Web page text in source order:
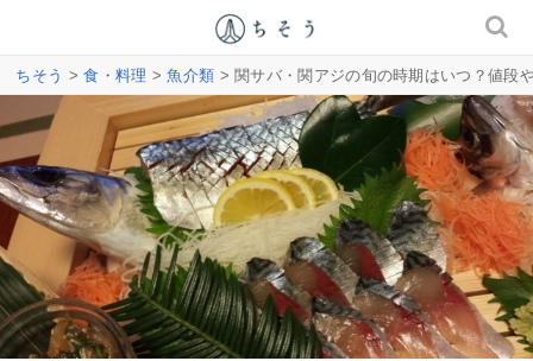
ちそう >食・料理 >魚介類 > 関サバ・関アジの旬の時期はいつ？値段